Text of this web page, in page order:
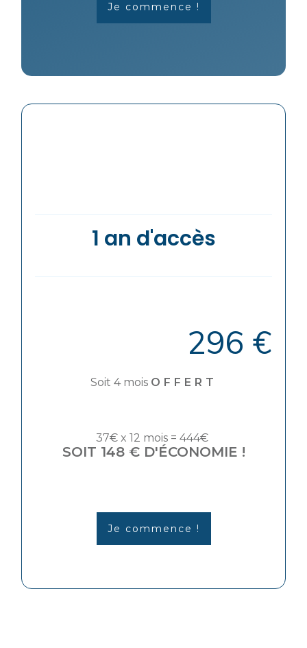
Je commence !
1 an d'accès
296 €
Soit 4 mois OFFERT
37€ x 12 mois = 444€
SOIT 148 € D'ÉCONOMIE !
Je commence !